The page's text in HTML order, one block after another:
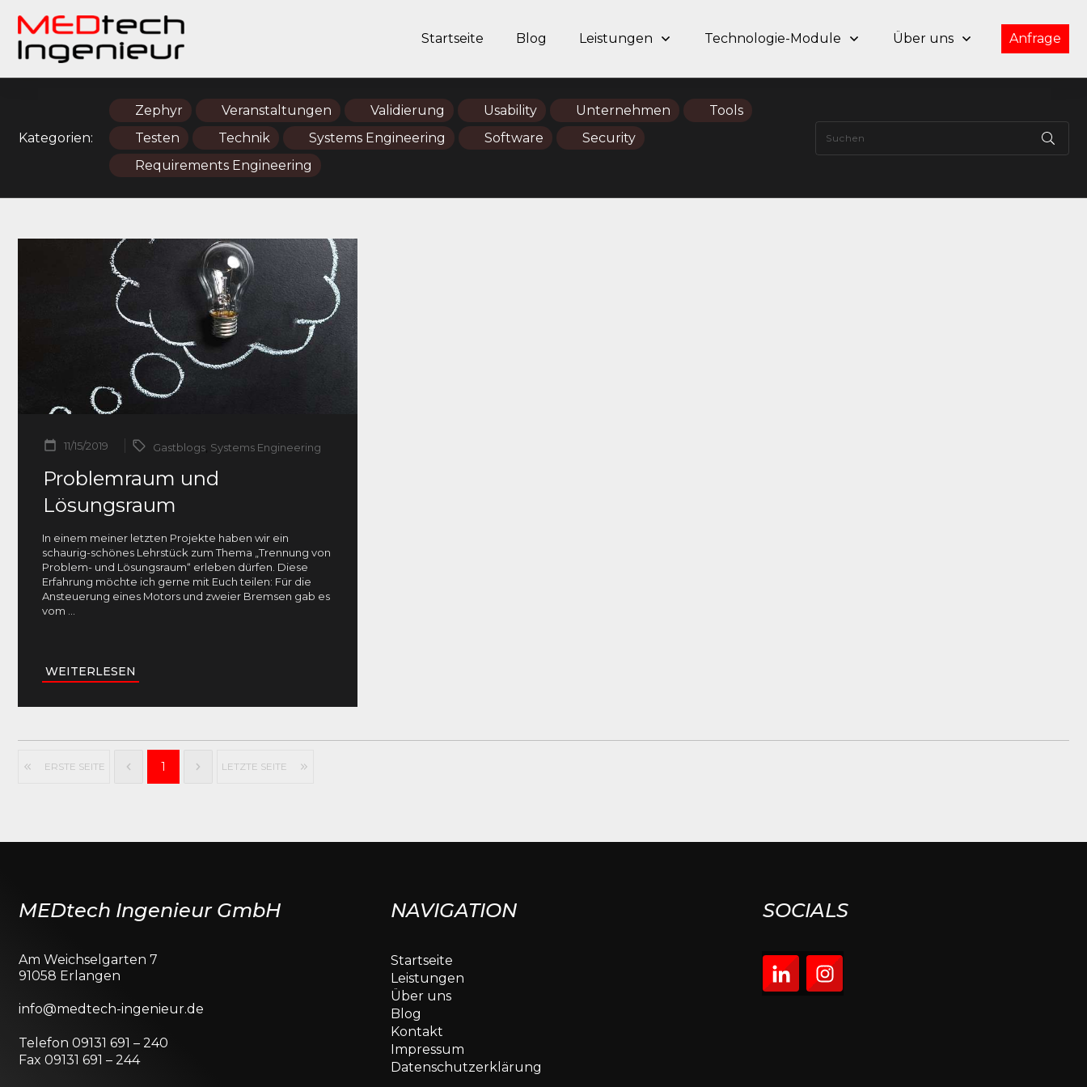
Startseite Blog Leistungen Technologie-Module Über uns Anfrage
Kategorien:
Zephyr Veranstaltungen Validierung Usability Unternehmen
Tools
Testen
Technik Systems Engineering Software
Security
Requirements Engineering
11/15/2019 Gastblogs, Systems Engineering
Problemraum und
Lösungsraum
In einem meiner letzten Projekte haben wir ein
schaurig-schönes Lehrstück zum Thema „Trennung von
Problem- und Lösungsraum“ erleben dürfen. Diese
Erfahrung möchte ich gerne mit Euch teilen: Für die
Ansteuerung eines Motors und zweier Bremsen gab es
vom
WEITERLESEN
ERSTE SEITE 1 LETZTE SEITE
MEDtech Ingenieur GmbH
Am Weichselgarten 7
91058 Erlangen
info@medtech-ingenieur.de
Telefon 09131 691 – 240
Fax 09131 691 – 244
NAVIGATION
Startseite
Leistungen
Über uns
Blog
Kontakt
Impressum
Datenschutzerklärung
SOCIALS